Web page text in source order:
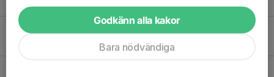
0
Godkänn alla kakor
Bara nödvändiga